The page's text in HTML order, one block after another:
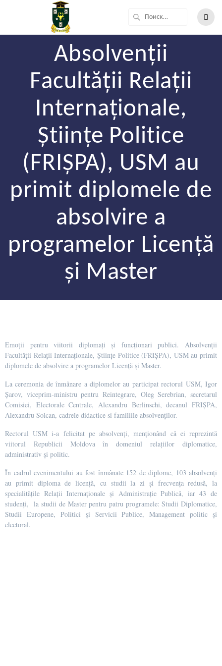
Absolvenții
Facultății Relații
Internaționale,
Științe Politice
(FRIȘPA), USM au
primit diplomele de
absolvire a
programelor Licență
și Master
Emoții pentru viitorii diplomați și funcționari publici. Absolvenții
Facultății Relații Internaționale, Științe Politice (FRIȘPA), USM au primit
diplomele de absolvire a programelor Licență și Master.
La ceremonia de înmânare a diplomelor au participat rectorul USM, Igor
Șarov, viceprim-ministru pentru Reintegrare, Oleg Serebrian, secretarul
Comisiei, Electorale Centrale, Alexandru Berlinschi, decanul FRIȘPA,
Alexandru Solcan, cadrele didactice si familiile absolvenților.
Rectorul USM i-a felicitat pe absolvenți, menționând că ei reprezintă
viitorul Republicii Moldova în domeniul relațiilor diplomatice,
administrativ și politic.
În cadrul evenimentului au fost înmânate 152 de diplome, 103 absolvenți
au primit diploma de licență, cu studii la zi și frecvența redusă, la
specialitățile Relații Internaționale și Administrație Publică, iar 43 de
studenți, la studii de Master pentru patru programele: Studii Diplomatice,
Studii Europene, Politici și Servicii Publice, Management politic și
electoral.